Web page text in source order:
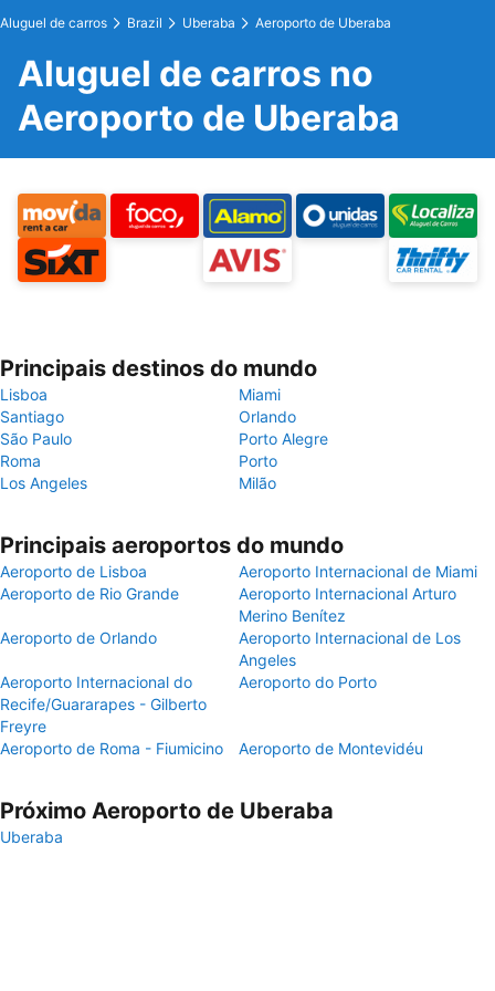
Aluguel de carros Brazil Uberaba Aeroporto de Uberaba
Aluguel de carros no
Aeroporto de Uberaba
Principais destinos do mundo
Lisboa
Miami
Santiago
Orlando
São Paulo
Porto Alegre
Roma
Porto
Los Angeles
Milão
Principais aeroportos do mundo
Aeroporto de Lisboa
Aeroporto Internacional de Miami
Aeroporto de Rio Grande
Aeroporto Internacional Arturo
Merino Benítez
Aeroporto de Orlando
Aeroporto Internacional de Los
Angeles
Aeroporto Internacional do
Recife/Guararapes - Gilberto
Freyre
Aeroporto do Porto
Aeroporto de Roma - Fiumicino Aeroporto de Montevidéu
Próximo Aeroporto de Uberaba
Uberaba